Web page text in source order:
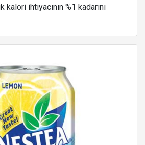
ihtiyacının %1 kadarını